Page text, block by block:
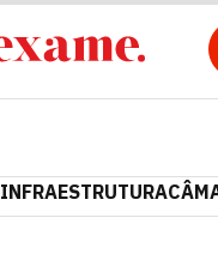
INFRAESTRUTURA